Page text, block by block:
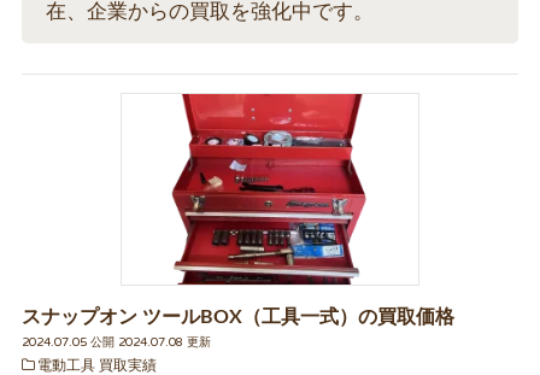
在、企業からの買取を強化中です。
スナップオン ツールBOX（工具一式）の買取価格
2024.07.05 公開 2024.07.08 更新
電動工具 買取実績